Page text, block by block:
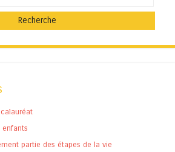
enfants
partie des étapes de la vie